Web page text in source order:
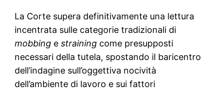
La Corte supera definitivamente una lettura
incentrata sulle categorie tradizionali di
mobbing estraining come presupposti
necessari della tutela, spostando il baricentro
dell’indagine sull’oggettiva nocività
dell’ambiente di lavoro e sui fattori